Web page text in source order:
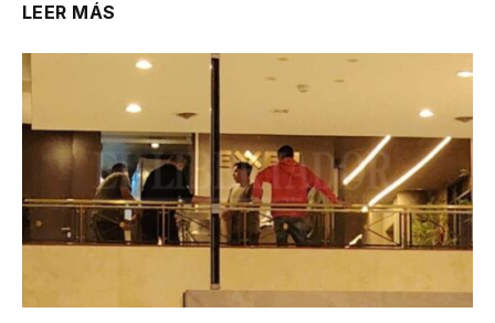
LEER MÁS